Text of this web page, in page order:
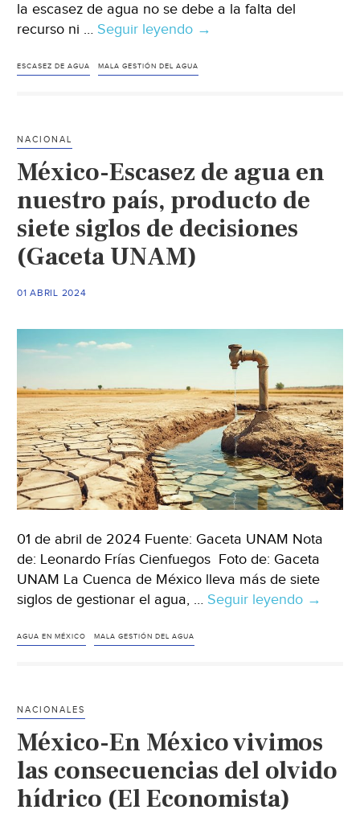
la escasez de agua no se debe a la falta del
recurso ni … Seguir leyendo Sonora-
de
qué
sucede
y
cuál
ESPECIAL
(Proyecto
Puente)
→
ESCASEZ DE AGUA MALA GESTIÓN DEL AGUA
NACIONAL
México-Escasez de agua en
nuestro país, producto de
siete siglos de decisiones
(Gaceta UNAM)
01 ABRIL 2024
01 de abril de 2024 Fuente: Gaceta UNAM Nota
de: Leonardo Frías Cienfuegos Foto de: Gaceta
UNAM La Cuenca de México lleva más de siete
siglos de gestionar el agua, … Seguir leyendo México-
de
siete
→
AGUA EN MÉXICO MALA GESTIÓN DEL AGUA
NACIONALES
México-En México vivimos
las consecuencias del olvido
hídrico (El Economista)